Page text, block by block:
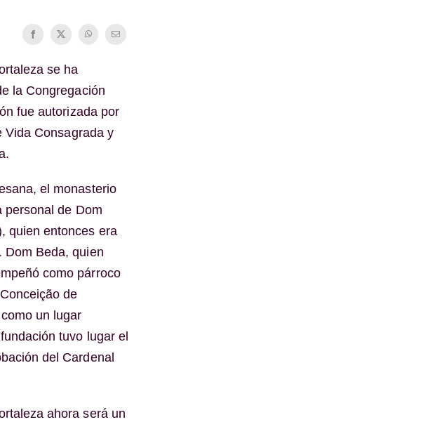
se ha
la Congregación
fue autorizada por
Vida Consagrada y
el monasterio
personal de Dom
quien entonces era
Dom Beda, quien
como párroco
de
un lugar
tuvo lugar el
del Cardenal
ahora será un